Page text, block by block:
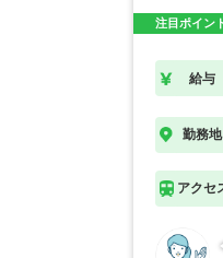
注目ポイン
給与
勤務地
アクセ